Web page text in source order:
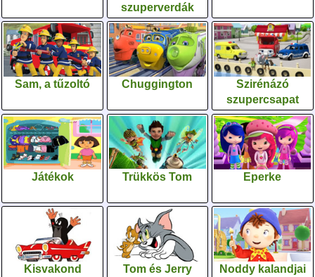
szuperverdák
Sam, a tűzoltó Chuggington
Szirénázó
szupercsapat
Játékok Trükkös Tom Eperke
Kisvakond Tom és Jerry
Noddy kalandjai